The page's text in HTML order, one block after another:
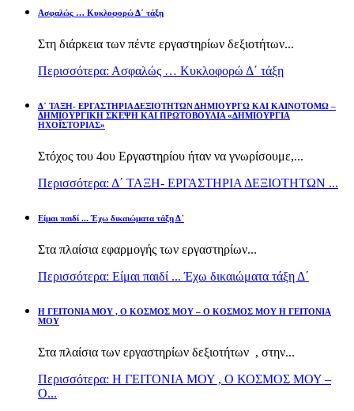
Ασφαλώς … Κυκλοφορώ Δ΄ τάξη
Στη διάρκεια των πέντε εργαστηρίων δεξιοτήτων...
Περισσότερα: Ασφαλώς … Κυκλοφορώ Δ΄ τάξη
Δ΄ ΤΑΞΗ- ΕΡΓΑΣΤΗΡΙΑ ΔΕΞΙΟΤΗΤΩΝ ΔΗΜΙΟΥΡΓΩ ΚΑΙ ΚΑΙΝΟΤΟΜΩ –
ΔΗΜΙΟΥΡΓΙΚΗ ΣΚΕΨΗ ΚΑΙ ΠΡΩΤΟΒΟΥΛΙΑ «ΔΗΜΙΟΥΡΓΙΑ
ΗΧΟΪΣΤΟΡΙΑΣ»
Στόχος του 4ου Εργαστηρίου ήταν να γνωρίσουμε,...
Περισσότερα: Δ΄ ΤΑΞΗ- ΕΡΓΑΣΤΗΡΙΑ ΔΕΞΙΟΤΗΤΩΝ ...
Είμαι παιδί ... Έχω δικαιώματα τάξη Δ΄
Στα πλαίσια εφαρμογής των εργαστηρίων...
Περισσότερα: Είμαι παιδί ... Έχω δικαιώματα τάξη Δ΄
Η ΓΕΙΤΟΝΙΑ ΜΟΥ , Ο ΚΟΣΜΟΣ ΜΟΥ – Ο ΚΟΣΜΟΣ ΜΟΥ Η ΓΕΙΤΟΝΙΑ
ΜΟΥ
Στα πλαίσια των εργαστηρίων δεξιοτήτων , στην...
Περισσότερα: Η ΓΕΙΤΟΝΙΑ ΜΟΥ , Ο ΚΟΣΜΟΣ ΜΟΥ –
Ο...